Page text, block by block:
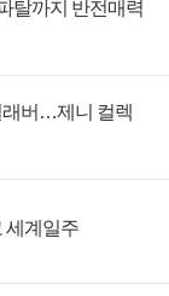
탈까지 반전매력
래버…제니 컬렉
세계일주